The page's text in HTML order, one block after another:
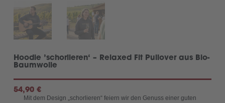
Hoodie ’schorlieren‘ – Relaxed Fit Pullover aus Bio-
Baumwolle
54,90 €
Mit dem Design „schorlieren“ feiern wir den Genuss einer guten